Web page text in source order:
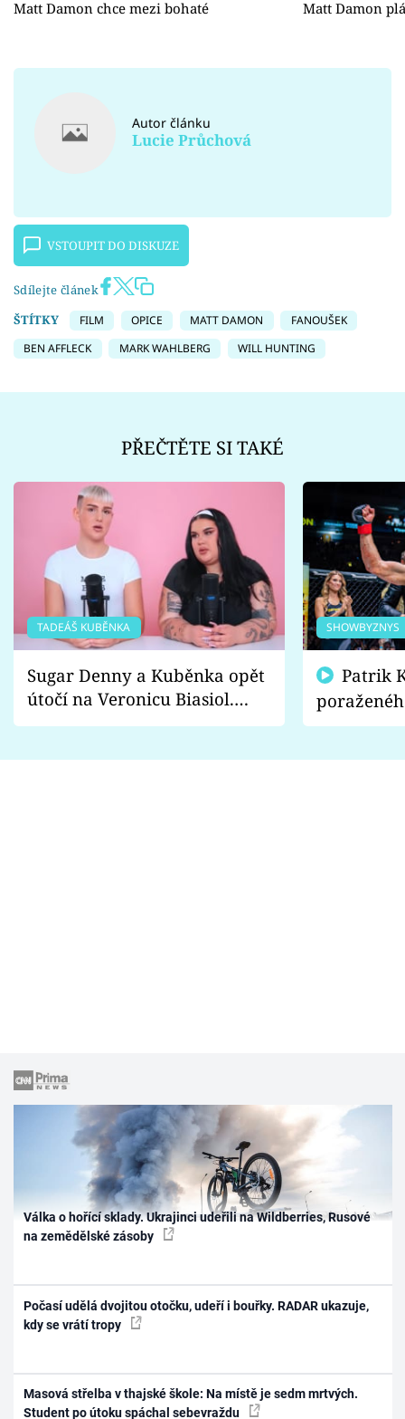
Matt Damon chce mezi bohaté Matt Damon
Autor článku
Lucie Průchová
VSTOUPIT DO DISKUZE
Sdílejte článek
ŠTÍTKY
FILM OPICE MATT DAMON
FANOUŠEK
BEN AFFLECK
MARK WAHLBERG WILL HUNTING
PŘEČTĚTE SI TAKÉ
TADEÁŠ KUBĚNKA
Sugar Denny a Kuběnka opět
útočí na Veronicu Biasiol.
Proč je podle nich falešná a
SHOWBYZNYS
fanoušci
Válka o hořící sklady. Ukrajinci udeřili na Wildberries, Rusové
na zemědělské zásoby
Počasí udělá dvojitou otočku, udeří i bouřky. RADAR ukazuje,
kdy se vrátí tropy
Masová střelba v thajské škole: Na místě je sedm mrtvých.
Student po útoku spáchal sebevraždu